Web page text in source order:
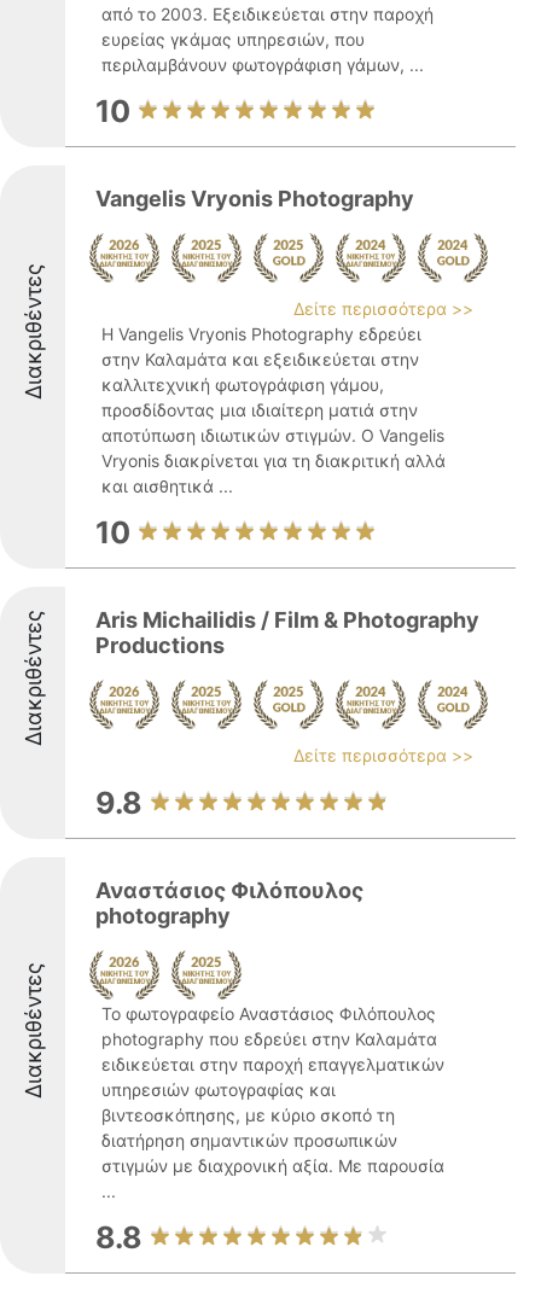
από το 2003. Εξειδικεύεται στην παροχή
ευρείας γκάμας υπηρεσιών, που
περιλαμβάνουν φωτογράφιση γάμων, ...
10
Διακριθέντες
Vangelis Vryonis Photography
Δείτε περισσότερα >>
Η Vangelis Vryonis Photography εδρεύει
στην Καλαμάτα και εξειδικεύεται στην
καλλιτεχνική φωτογράφιση γάμου,
προσδίδοντας μια ιδιαίτερη ματιά στην
αποτύπωση ιδιωτικών στιγμών. Ο Vangelis
Vryonis διακρίνεται για τη διακριτική αλλά
και αισθητικά ...
10
Διακριθέντες
Aris Michailidis / Film & Photography
Productions
Δείτε περισσότερα >>
9.8
Διακριθέντες
Αναστάσιος Φιλόπουλος
photography
Το φωτογραφείο Αναστάσιος Φιλόπουλος
photography που εδρεύει στην Καλαμάτα
ειδικεύεται στην παροχή επαγγελματικών
υπηρεσιών φωτογραφίας και
βιντεοσκόπησης, με κύριο σκοπό τη
διατήρηση σημαντικών προσωπικών
στιγμών με διαχρονική αξία. Με παρουσία
...
8.8